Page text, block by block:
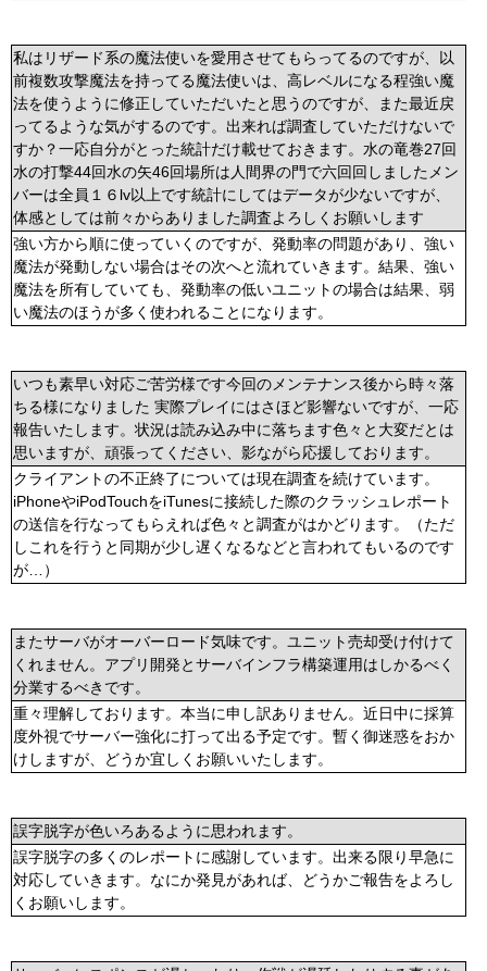
私はリザード系の魔法使いを愛用させてもらってるのですが、以
前複数攻撃魔法を持ってる魔法使いは、高レベルになる程強い魔
法を使うように修正していただいたと思うのですが、また最近戻
ってるような気がするのです。出来れば調査していただけないで
すか？一応自分がとった統計だけ載せておきます。水の竜巻27回
水の打撃44回水の矢46回場所は人間界の門で六回回しましたメン
バーは全員１６lv以上です統計にしてはデータが少ないですが、
体感としては前々からありました調査よろしくお願いします
強い方から順に使っていくのですが、発動率の問題があり、強い
魔法が発動しない場合はその次へと流れていきます。結果、強い
魔法を所有していても、発動率の低いユニットの場合は結果、弱
い魔法のほうが多く使われることになります。
いつも素早い対応ご苦労様です今回のメンテナンス後から時々落
ちる様になりました 実際プレイにはさほど影響ないですが、一応
報告いたします。状況は読み込み中に落ちます色々と大変だとは
思いますが、頑張ってください、影ながら応援しております。
クライアントの不正終了については現在調査を続けています。
iPhoneやiPodTouchをiTunesに接続した際のクラッシュレポート
の送信を行なってもらえれば色々と調査がはかどります。（ただ
しこれを行うと同期が少し遅くなるなどと言われてもいるのです
が…）
またサーバがオーバーロード気味です。ユニット売却受け付けて
くれません。アプリ開発とサーバインフラ構築運用はしかるべく
分業するべきです。
重々理解しております。本当に申し訳ありません。近日中に採算
度外視でサーバー強化に打って出る予定です。暫く御迷惑をおか
けしますが、どうか宜しくお願いいたします。
誤字脱字が色いろあるように思われます。
誤字脱字の多くのレポートに感謝しています。出来る限り早急に
対応していきます。なにか発見があれば、どうかご報告をよろし
くお願いします。